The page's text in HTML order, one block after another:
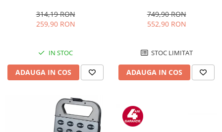
detasabil 1.5L, dispozitiv
spumare, filtru dublu din
314,19 RON
259,90 RON
IN STOC
ADAUGA IN COS
92L, Iluminare interioara,H 83
cm, Alb
749,90 RON
552,90 RON
STOC LIMITAT
ADAUGA IN COS